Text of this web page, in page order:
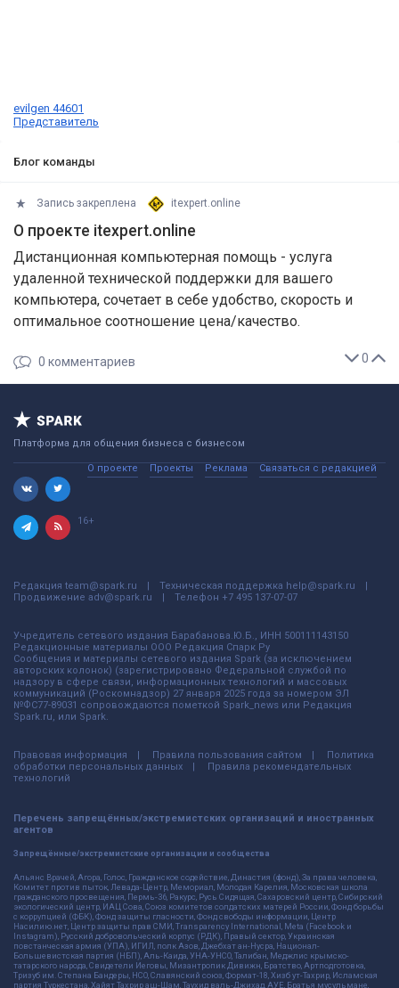
evilgen 44601
Представитель
Блог команды
Запись закреплена itexpert.online
О проекте itexpert.online
Дистанционная компьютерная помощь - услуга
удаленной технической поддержки для вашего
компьютера, сочетает в себе удобство, скорость и
оптимальное соотношение цена/качество.
0
0 комментариев
Платформа для общения бизнеса с бизнесом
О проекте Проекты Реклама Связаться с редакцией
16+
Редакция team@spark.ru Техническая поддержка help@spark.ru
Продвижение adv@spark.ru Телефон +7 495 137-07-07
Учредитель сетевого издания Барабанова.Ю.Б., ИНН 500111143150
Редакционные материалы ООО Редакция Спарк Ру
Сообщения и материалы сетевого издания Spark (за исключением
авторских колонок) (зарегистрировано Федеральной службой по
надзору в сфере связи, информационных технологий и массовых
коммуникаций (Роскомнадзор) 27 января 2025 года за номером ЭЛ
№ФС77-89031 сопровождаются пометкой Spark_news или Редакция
Spark.ru, или Spark.
Правовая информация Правила пользования сайтом
Политика
обработки персональных данных
Правила рекомендательных
технологий
Перечень запрещённых/экстремистских организаций и иностранных
агентов
Запрещённые/экстремистские организации и сообщества
Альянс Врачей, Агора, Голос, Гражданское содействие, Династия (фонд), За права человека,
Комитет против пыток, Левада-Центр, Мемориал, Молодая Карелия, Московская школа
гражданского просвещения, Пермь-36, Ракурс, Русь Сидящая, Сахаровский центр, Сибирский
экологический центр, ИАЦ Сова, Союз комитетов солдатских матерей России, Фонд борьбы
с коррупцией (ФБК), Фонд защиты гласности, Фонд свободы информации, Центр
Насилию.нет, Центр защиты прав СМИ, Transparency International, Meta (Facebook и
Instagram), Русский добровольческий корпус (РДК), Правый сектор, Украинская
повстанческая армия (УПА), ИГИЛ, полк Азов, Джебхат ан-Нусра, Национал-
Большевистская партия (НБП), Аль-Каида, УНА-УНСО, Талибан, Меджлис крымско-
татарского народа, Свидетели Иеговы, Мизантропик Дивижн, Братство, Артподготовка,
Тризуб им. Степана Бандеры, НСО, Славянский союз, Формат-18, Хизб ут-Тахрир, Исламская
партия Туркестана, Хайят Тахрир аш-Шам, Таухид валь-Джихад, АУЕ, Братья мусульмане,